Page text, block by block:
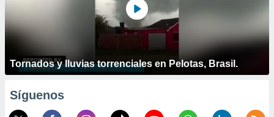
Tornados y lluvias torrenciales en Pelotas, Brasil.
Síguenos